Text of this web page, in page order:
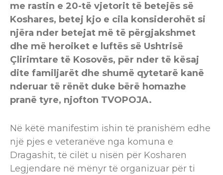
me rastin e 20-të vjetorit të betejës së
Koshares, betej kjo e cila konsiderohët si
njëra nder betejat më të përgjakshmet
dhe më heroiket e luftës së Ushtrisë
Çlirimtare të Kosovës, për nder të kësaj
dite familjarët dhe shumë qytetarë kanë
nderuar të rënët duke bërë homazhe
pranë tyre, njofton TVOPOJA.
Në këtë manifestim ishin të pranishëm edhe
një pjes e veteranëve nga komuna e
Dragashit, të cilët u nisën për Kosharen
Legjendare në mënyr të organizuar për ti